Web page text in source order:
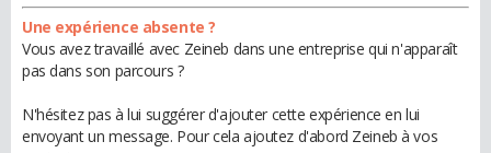
Une expérience absente ?
Vous avez travaillé avec Zeineb dans une entreprise qui n'apparaît
pas dans son parcours ?
N'hésitez pas à lui suggérer d'ajouter cette expérience en lui
envoyant un message. Pour cela ajoutez d'abord Zeineb à vos